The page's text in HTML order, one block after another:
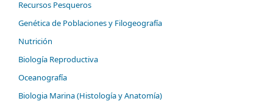
Recursos Pesqueros
Genética de Poblaciones y Filogeografía
Nutrición
Biología Reproductiva
Oceanografía
Biologia Marina (Histología y Anatomía)